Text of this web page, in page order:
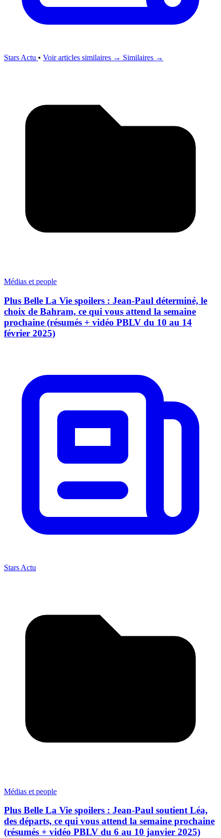
Stars Actu • Voir articles similaires → Similaires →
Médias et people
Plus Belle La Vie spoilers : Jean-Paul déterminé, le
choix de Bahram, ce qui vous attend la semaine
prochaine (résumés + vidéo PBLV du 10 au 14
février 2025)
Stars Actu
Médias et people
Plus Belle La Vie spoilers : Jean-Paul soutient Léa,
des départs, ce qui vous attend la semaine prochaine
(résumés + vidéo PBLV du 6 au 10 janvier 2025)